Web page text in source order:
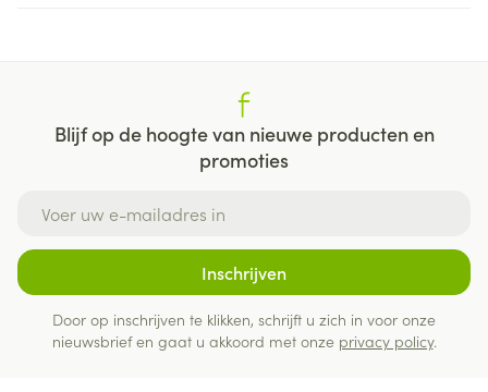
Blijf op de hoogte van nieuwe producten en
promoties
Inschrijven
Door op inschrijven te klikken, schrijft u zich in voor onze
nieuwsbrief en gaat u akkoord met onze privacy policy.